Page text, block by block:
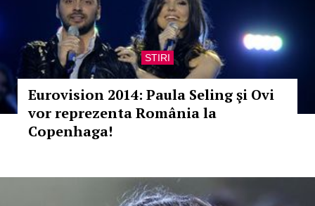
STIRI
Eurovision 2014: Paula Seling şi Ovi
vor reprezenta România la
Copenhaga!